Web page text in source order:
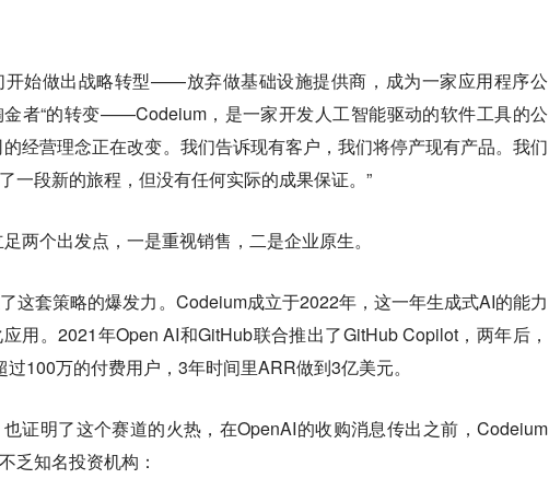
开始做出战略转型——放弃做基础设施提供商，成为一家应用程序公
金者“的转变——Codeium，是一家开发人工智能驱动的软件工具的公
经营理念正在改变。我们告诉现有客户，我们将停产现有产品。我们
一段新的旅程，但没有任何实际的成果保证。”
两个出发点，一是重视销售，二是企业原生。
这套策略的爆发力。Codeium成立于2022年，这一年生成式AI的能力
用。2021年Open AI和GitHub联合推出了GitHub Copilot，两年后，
100万的付费用户，3年时间里ARR做到3亿美元。
证明了这个赛道的火热，在OpenAI的收购消息传出之前，Codeium
乏知名投资机构：